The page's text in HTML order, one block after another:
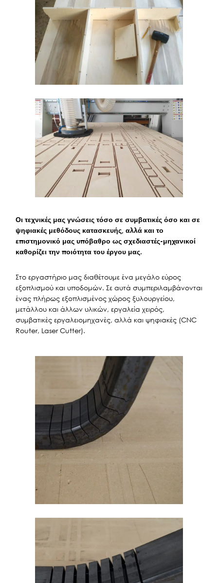
Οι τεχνικές μας γνώσεις τόσο σε συμβατικές όσο και σε
ψηφιακές μεθόδους κατασκευής, αλλά και το
επιστημονικό μας υπόβαθρο ως σχεδιαστές-μηχανικοί
καθορίζει την ποιότητα του έργου μας.
Στο εργαστήριο μας διαθέτουμε ένα μεγάλο εύρος
εξοπλισμού και υποδομών. Σε αυτά συμπεριλαμβάνονται
ένας πλήρως εξοπλισμένος χώρος ξυλουργείου,
μετάλλου και άλλων υλικών, εργαλεία χειρός,
συμβατικές εργαλειομηχανές, αλλά και ψηφιακές (CNC
Router, Laser Cutter).